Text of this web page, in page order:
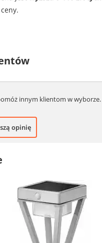
innym klientom w wyborze.
opinię